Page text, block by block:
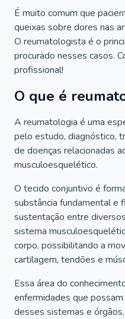
É muito comum que
queixas sobre dores nas
O reumatologista é o
procurado nesses casos.
profissional!
O que é
A reumatologia é uma
pelo estudo, diagnóstico,
de doenças relacionadas
musculoesquelético.
O tecido conjuntivo é
substância fundamental e
sustentação entre
sistema
corpo, possibilitando a
cartilagem, tendões e
Essa área do
enfermidades que
desses sistemas e órgãos.